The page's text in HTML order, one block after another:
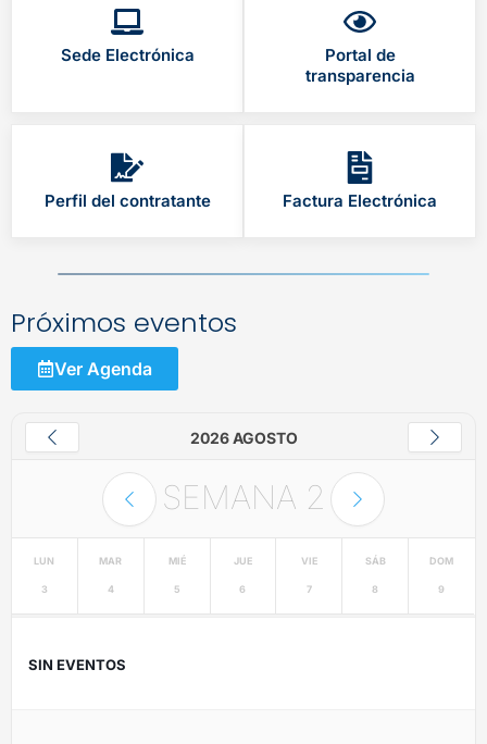
Sede Electrónica
Portal de
transparencia
Perfil del contratante Factura Electrónica
Próximos eventos
Ver Agenda
2026 AGOSTO
SEMANA 2
LUN
3
MAR
4
MIÉ
5
JUE
6
VIE
7
SÁB
8
DOM
9
SIN EVENTOS